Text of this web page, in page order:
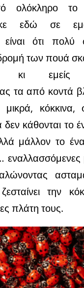
ολόκληρο το
εδώ σε
ότι πολύ
των πουά
κι
τα από κοντά
κόκκινα,
κάθονται το
μάλλον το
εναλλασσόμενες
την
πλάτη τους.